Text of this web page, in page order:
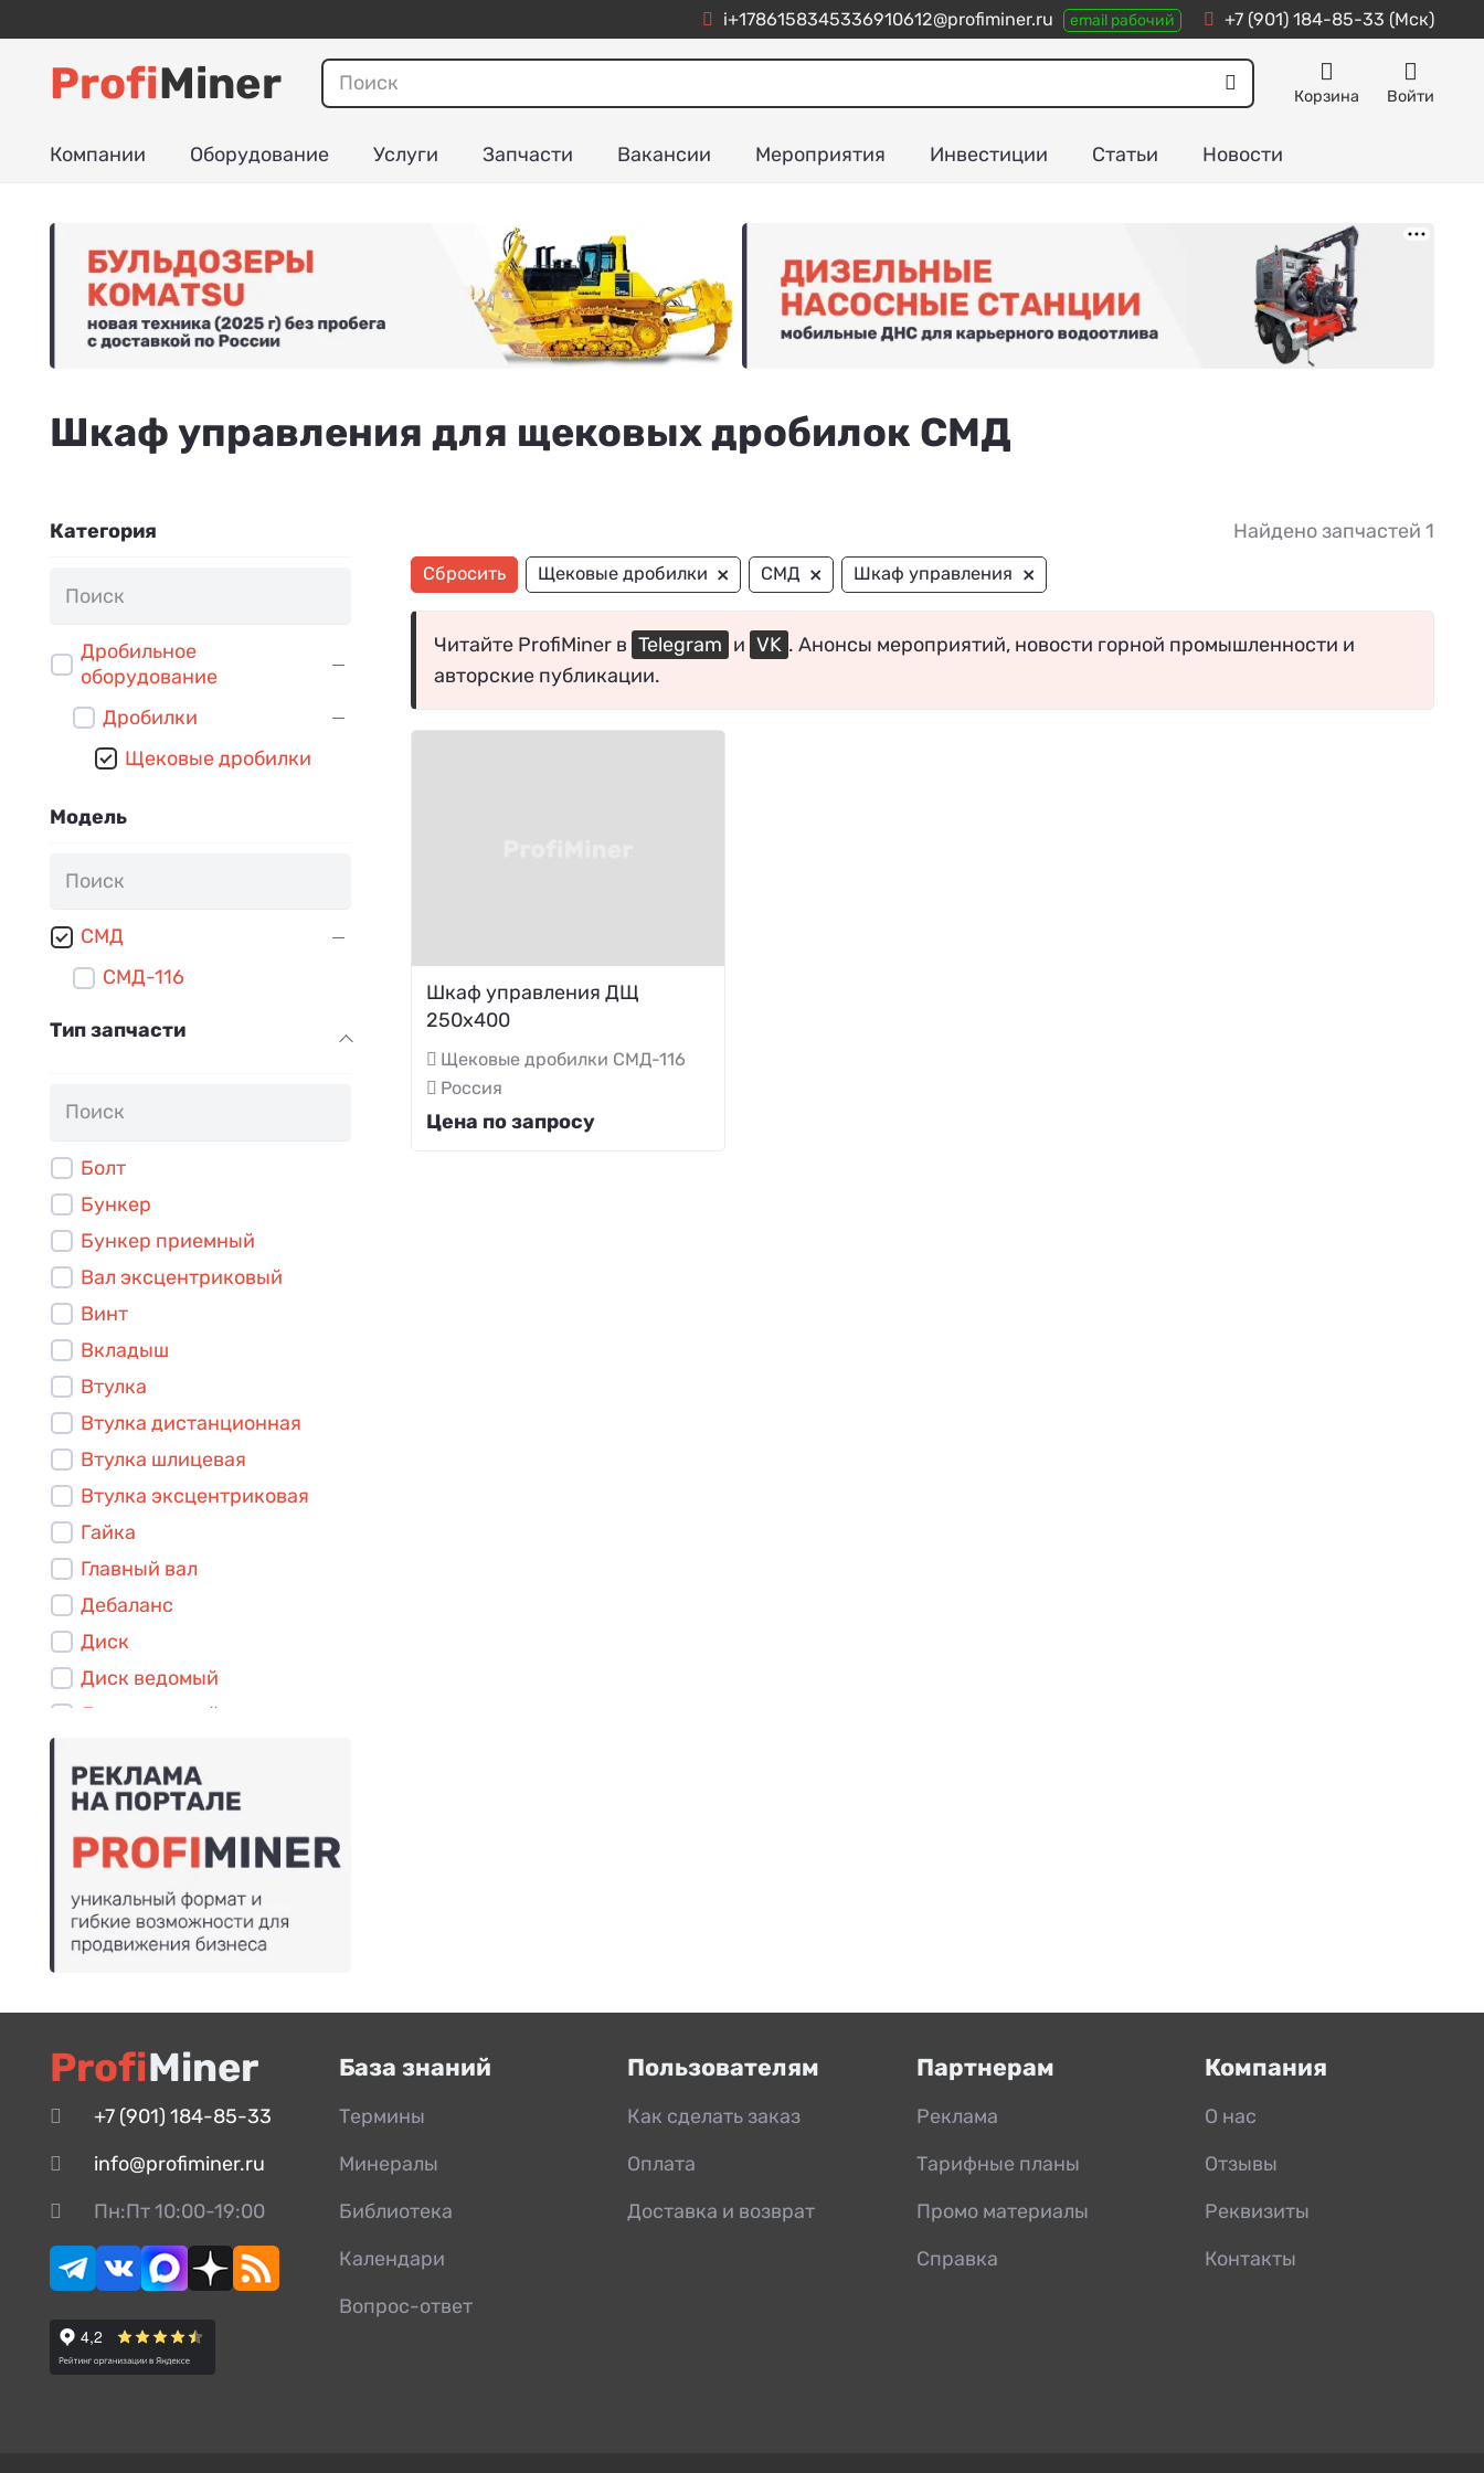
i+1786158345336910612@profiminer.ru email рабочий +7 (901) 184-85-33 (Мск)
ProfiMiner Корзина Войти
Компании Оборудование Услуги Запчасти Вакансии Мероприятия Инвестиции Статьи Новости
Шкаф управления для щековых дробилок СМД
Категория
Дробильное
оборудование
Дробилки
Щековые дробилки
Модель
СМД
СМД-116
Тип запчасти
Болт
Бункер
Бункер приемный
Вал эксцентриковый
Винт
Вкладыш
Втулка
Втулка дистанционная
Втулка шлицевая
Втулка эксцентриковая
Гайка
Главный вал
Дебаланс
Диск
Диск ведомый
Диск ведущий
Звено распорное
Клин регулировочный
Кожух
Колонка
Крышка стакана
Крышка щеки
Манжета
Маховик
Накладка
Ось
Палец
Планка
Найдено запчастей 1
Сбросить Щековые дробилки × СМД × Шкаф управления ×
Читайте ProfiMiner в Telegram и VK . Анонсы мероприятий, новости горной промышленности и
авторские публикации.
Шкаф управления ДЩ
250х400
Щековые дробилки СМД-116
Россия
Цена по запросу
ProfiMiner
+7 (901) 184-85-33
info@profiminer.ru
Пн:Пт 10:00-19:00
База знаний
Термины
Минералы
Библиотека
Календари
Вопрос-ответ
Пользователям
Как сделать заказ
Оплата
Доставка и возврат
Партнерам
Реклама
Тарифные планы
Промо материалы
Справка
Компания
О нас
Отзывы
Реквизиты
Контакты